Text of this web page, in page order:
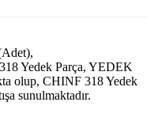
Yedek Parça, YEDEK
olup, CHINF 318 Yedek
sunulmaktadır.